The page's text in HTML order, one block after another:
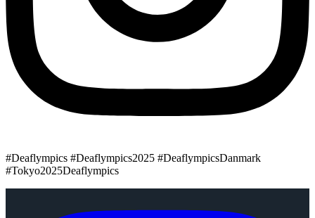
#Deaflympics #Deaflympics2025 #DeaflympicsDanmark
#Tokyo2025Deaflympics